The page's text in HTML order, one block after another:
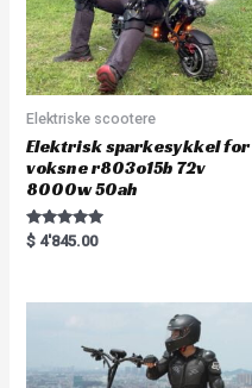
Elektriske scootere
Elektrisk sparkesykkel for
voksne r803o15b 72v
8000w 50ah
Rated
5.00
$ 4'845.00